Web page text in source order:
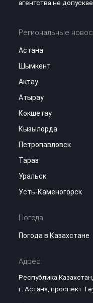
агентства не
Региональные
Астана
Шымкент
Актау
Атырау
Кокшетау
Кызылорда
Петропавловск
Тараз
Уральск
Усть-Каменогорск
Погода
Погода в Казахстане
Адрес:
Республика
г. Астана, проспект